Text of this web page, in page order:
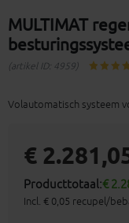
MULTIMAT
(artikel ID: 4959)
Volautomatisch systeem
€
Producttotaal:€
Incl. € 0,05 recupel/